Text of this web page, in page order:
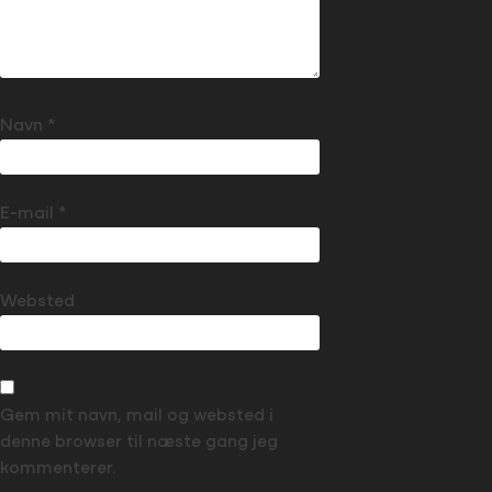
Navn *
E-mail *
Websted
Gem mit navn, mail og websted i
denne browser til næste gang jeg
kommenterer.